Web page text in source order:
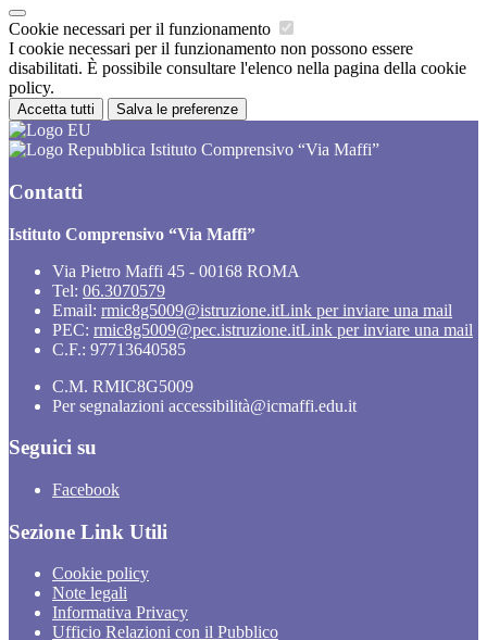
Cookie necessari per il funzionamento
I cookie necessari per il funzionamento non possono essere
disabilitati. È possibile consultare l'elenco nella pagina della cookie
policy.
Accetta tutti Salva le preferenze
Istituto Comprensivo “Via Maffi”
Contatti
Istituto Comprensivo “Via Maffi”
Via Pietro Maffi 45 - 00168 ROMA
Tel: 06.3070579
Email: rmic8g5009@istruzione.itLink per inviare una mail
PEC: rmic8g5009@pec.istruzione.itLink per inviare una mail
C.F.: 97713640585
C.M. RMIC8G5009
Per segnalazioni accessibilità@icmaffi.edu.it
Seguici su
Facebook
Sezione Link Utili
Cookie policy
Note legali
Informativa Privacy
Ufficio Relazioni con il Pubblico